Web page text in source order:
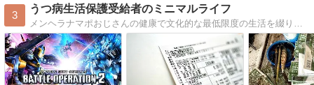
3
うつ病生活保護受給者のミニマルライフ
メンヘラナマポおじさんの健康で文化的な最低限度の生活を綴ります。SNS: https://lit.link/MenhealerNamapoOjisan